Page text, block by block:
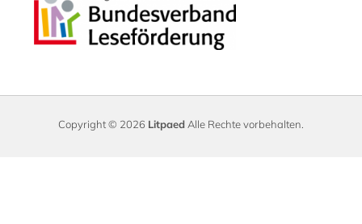
Copyright © 2026 Litpaed Alle Rechte vorbehalten.